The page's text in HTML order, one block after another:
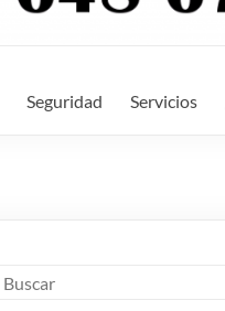
Seguridad Servicios